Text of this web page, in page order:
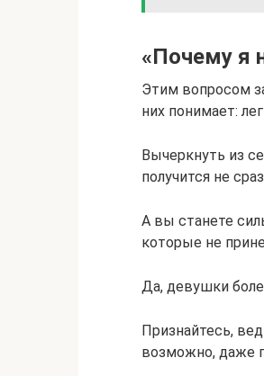
«Почему я
Этим вопросом
них понимает:
Вычеркнуть из
получится не
А вы станете
которые не
Да, девушки
Признайтесь,
возможно, даже